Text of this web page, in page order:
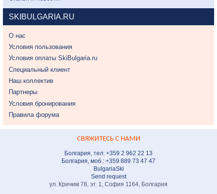
SKIBULGARIA.RU
О нас
Условия пользования
Условия оплаты SkiBulgaria.ru
Специальный клиент
Наш коллектив
Партнеры
Условия бронирования
Правила форума
СВЯЖИТЕСЬ С НАМИ
Болгария, тел: +359 2 962 22 13
Болгария, моб.: +359 889 73 47 47
BulgariaSki
Send request
ул. Кричим 78, эт. 1, София 1164, Болгария